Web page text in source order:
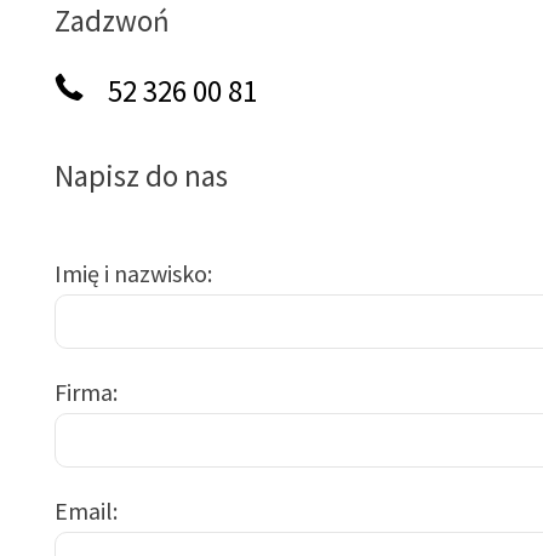
Zadzwoń
52 326 00 81
Napisz do nas
Imię i nazwisko
Firma
Email